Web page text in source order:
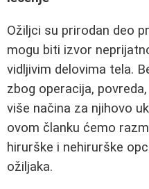
Ožiljci su prirodan deo
mogu biti izvor
vidljivim delovima tela.
zbog operacija,
više načina za njihovo
ovom članku ćemo
hirurške i nehirurške
ožiljaka.